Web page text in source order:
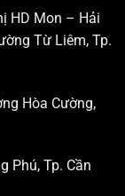
HD Mon – Hải
Từ Liêm, Tp.
Hòa Cường,
Phú, Tp. Cần